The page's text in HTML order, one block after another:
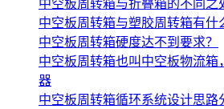
中空板周转箱与塑胶周转箱有什
中空板周转箱硬度达不到要求？
中空板周转箱也叫中空板物流
器
中空板周转箱循环系统设计思路